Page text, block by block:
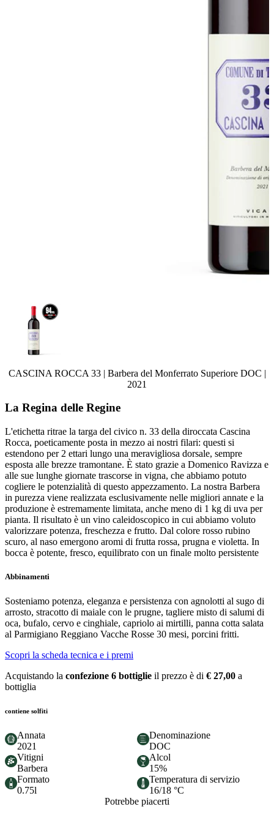
CASCINA ROCCA 33 | Barbera del Monferrato Superiore DOC |
2021
La Regina delle Regine
L'etichetta ritrae la targa del civico n. 33 della diroccata Cascina
Rocca, poeticamente posta in mezzo ai nostri filari: questi si
estendono per 2 ettari lungo una meravigliosa dorsale, sempre
esposta alle brezze tramontane. Ѐ stato grazie a Domenico Ravizza e
alle sue lunghe giornate trascorse in vigna, che abbiamo potuto
cogliere le potenzialità di questo appezzamento. La nostra Barbera
in purezza viene realizzata esclusivamente nelle migliori annate e la
produzione è estremamente limitata, anche meno di 1 kg di uva per
pianta. Il risultato è un vino caleidoscopico in cui abbiamo voluto
valorizzare potenza, freschezza e frutto. Dal colore rosso rubino
scuro, al naso emergono aromi di frutta rossa, prugna e violetta. In
bocca è potente, fresco, equilibrato con un finale molto persistente
Abbinamenti
Sosteniamo potenza, eleganza e persistenza con agnolotti al sugo di
arrosto, stracotto di maiale con le prugne, tagliere misto di salumi di
oca, bufalo, cervo e cinghiale, capriolo ai mirtilli, panna cotta salata
al Parmigiano Reggiano Vacche Rosse 30 mesi, porcini fritti.
Scopri la scheda tecnica e i premi
Acquistando la confezione 6 bottiglie il prezzo è di € 27,00 a
bottiglia
contiene solfiti
Annata
2021
Denominazione
DOC
Vitigni
Barbera
Alcol
15%
Formato
0.75l
Temperatura di servizio
16/18 °C
Potrebbe piacerti